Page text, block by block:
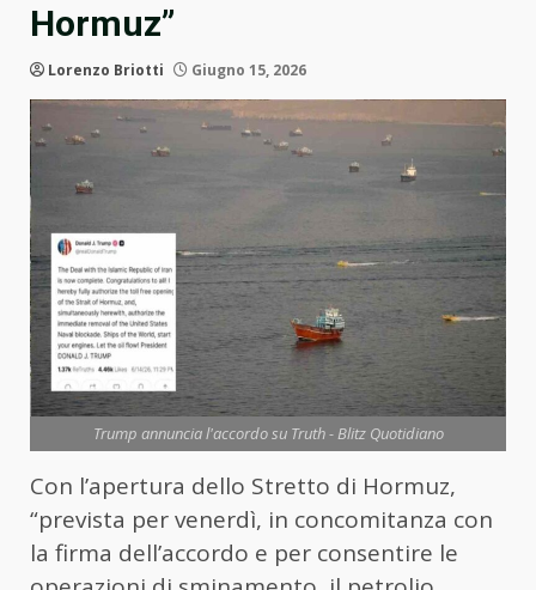
Hormuz”
Lorenzo Briotti Giugno 15, 2026
Trump annuncia l'accordo su Truth - Blitz Quotidiano
Con l’apertura dello Stretto di Hormuz,
“prevista per venerdì, in concomitanza con
la firma dell’accordo e per consentire le